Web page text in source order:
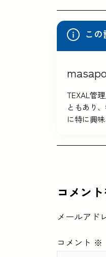
こ
TEXAL管
ともあり
に特に興
コメン
メールアド
コメント ※